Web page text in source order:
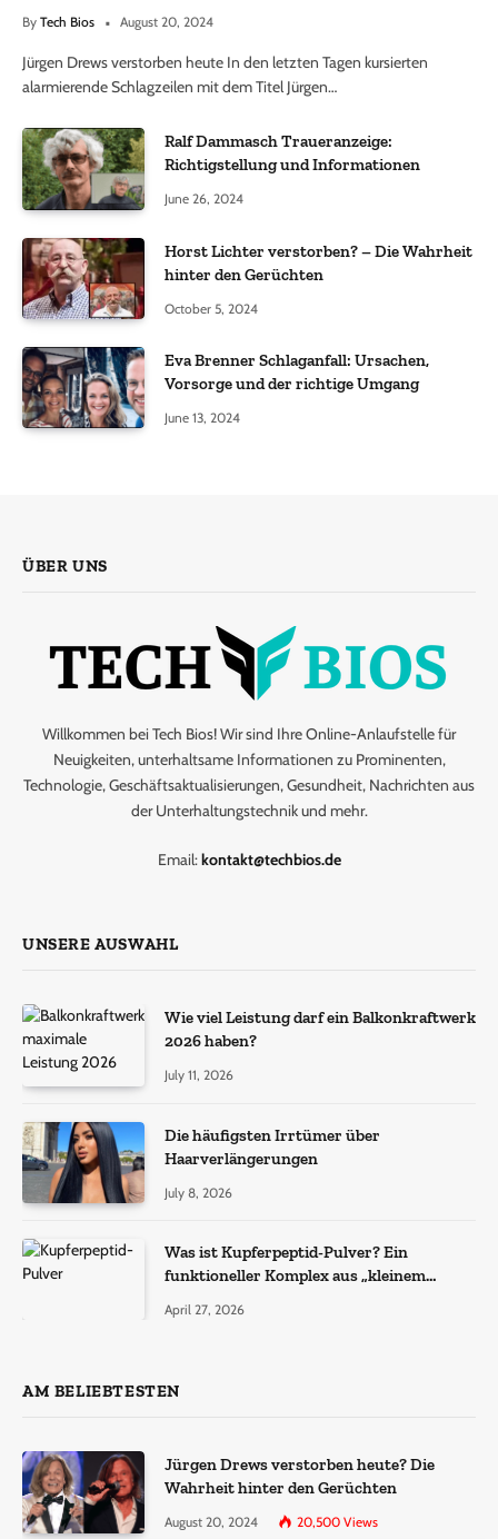
By Tech Bios August 20, 2024
Jürgen Drews verstorben heute In den letzten Tagen kursierten
alarmierende Schlagzeilen mit dem Titel Jürgen…
Ralf Dammasch Traueranzeige:
Richtigstellung und Informationen
June 26, 2024
Horst Lichter verstorben? – Die Wahrheit
hinter den Gerüchten
October 5, 2024
Eva Brenner Schlaganfall: Ursachen,
Vorsorge und der richtige Umgang
June 13, 2024
ÜBER UNS
Willkommen bei Tech Bios! Wir sind Ihre Online-Anlaufstelle für
Neuigkeiten, unterhaltsame Informationen zu Prominenten,
Technologie, Geschäftsaktualisierungen, Gesundheit, Nachrichten aus
der Unterhaltungstechnik und mehr.
Email: kontakt@techbios.de
UNSERE AUSWAHL
Wie viel Leistung darf ein Balkonkraftwerk
2026 haben?
July 11, 2026
Die häufigsten Irrtümer über
Haarverlängerungen
July 8, 2026
Was ist Kupferpeptid-Pulver? Ein
funktioneller Komplex aus „kleinem
April 27, 2026
AM BELIEBTESTEN
Jürgen Drews verstorben heute? Die
Wahrheit hinter den Gerüchten
August 20, 2024 20,500 Views